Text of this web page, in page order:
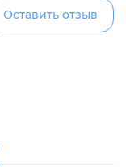
Оставить отзыв